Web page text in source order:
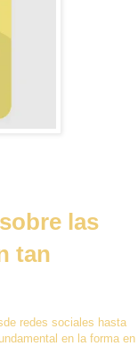
las
tan
redes sociales hasta
en la forma en